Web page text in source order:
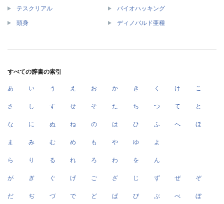
テスクリアル バイオハッキング
頭身 ディノバルド亜種
すべての辞書の索引
あ い う え お か き く け こ
さ し す せ そ た ち つ て と
な に ぬ ね の は ひ ふ へ ほ
ま み む め も や ゆ よ
ら り る れ ろ わ を ん
が ぎ ぐ げ ご ざ じ ず ぜ ぞ
だ ぢ づ で ど ば び ぶ べ ぼ